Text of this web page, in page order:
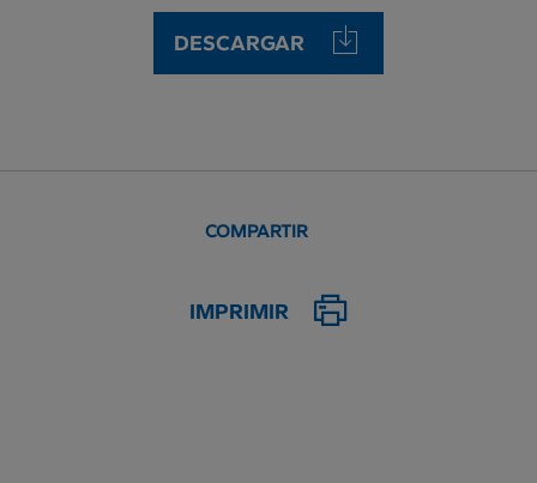
DESCARGAR
COMPARTIR
IMPRIMIR